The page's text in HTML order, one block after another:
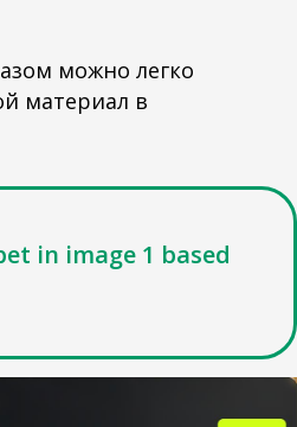
можно легко
материал в
in image 1 based